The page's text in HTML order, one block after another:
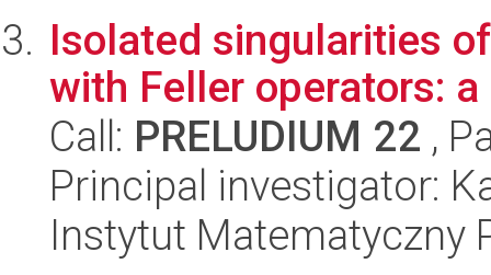
Isolated singularities
with Feller operators:
Call: PRELUDIUM 22 ,
Principal investigator:
Instytut Matematyczny